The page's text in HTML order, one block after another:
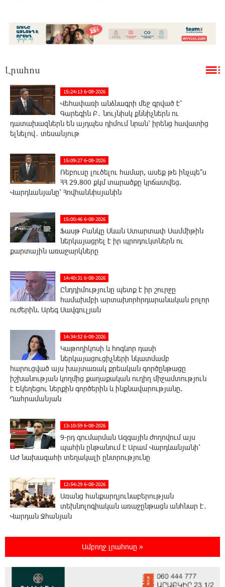
Լրահոս
15:24:13 6-08-2026
Վեհափառի անձնագրի մեջ գրված է՝
Գարեգին Բ․ նույնիսկ քննիչներն ու
դատախազներն են այդպես դիմում նրան՝ իրենց հավատից
ելնելով․ տեսանյութ
15:09:27 6-08-2026
Ռեբուսը լուծելու համար, ասեք թե ինչպե՞ս
ՀՀ 29.800 քկմ տարածքը կրճատվեց.
Վարդևանյանը՝ Հովհաննիսյանին
15:00:46 6-08-2026
Ֆասթ Բանկը Սևան Ստարտափ Սամմիթին
ներկայացրել է իր պրոդուկտներն ու
քարտային առաջարկները
14:40:31 6-08-2026
Ընդդիմությունը պետք է իր շուրջը
համախմբի արտախորհրդարանական բոլոր
ուժերին. Արեգ Սավգուլյան
14:34:52 6-08-2026
Կաթողիկոսի և հոգևոր դասի
ներկայացուցիչների նկատմամբ
հարուցված այս խայտառակ քրեական գործընթացը
իշխանության կողմից քաղաքական ուղիղ միջամտություն
է Եկեղեցու ներքին գործերին և ինքնավարությանը.
Ղահրամանյան
13:10:59 6-08-2026
9-րդ գումարման Ազգային ժողովում այս
պահին ընթանում է Արամ Վարդևանյանի՝
ԱԺ նախագահի տեղակալի ընտրությունը
12:54:29 6-08-2026
Առանց հանքարդյունաբերության
տեխնոլոգիական առաջընթացն անհնար է․
Վարդան Ջհանյան
12:44:19 6-08-2026
Ավետիք Չալաբյանին կալանավորել են
անօրինական հիմքերով. Անահիտ Ադամյան
Ամբողջ լրահոսը »